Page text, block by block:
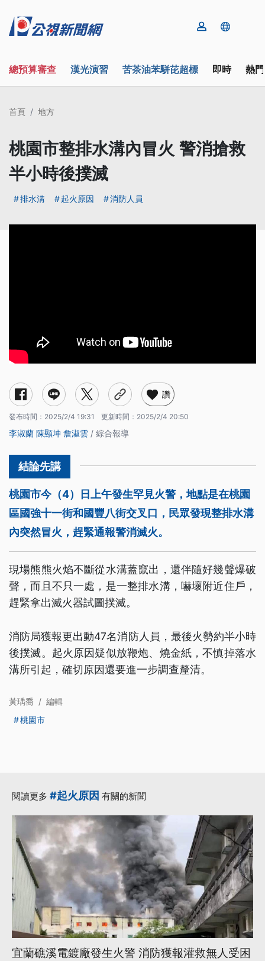
總預算審查 漢光演習 苦茶油苯駢芘超標 即時 熱
首頁 地方
桃園市整排水溝內冒火 警消搶救
半小時後撲滅
排水溝 起火原因 消防人員
讚
發布時間： 2025/2/4 19:31 更新時間： 2025/2/4 20:50
李淑蘭 陳顯坤 詹淑雲 / 綜合報導
桃園市今（4）日上午發生罕見火警，地點是在桃園
區國強十一街和國豐八街交叉口，民眾發現整排水溝
內突然冒火，趕緊通報警消滅火。
現場熊熊火焰不斷從水溝蓋竄出，還伴隨好幾聲爆破
聲，而且不只一處，是一整排水溝，嚇壞附近住戶，
趕緊拿出滅火器試圖撲滅。
消防局獲報更出動47名消防人員，最後火勢約半小時
後撲滅。起火原因疑似放鞭炮、燒金紙，不慎掉落水
溝所引起，確切原因還要進一步調查釐清。
黃瑀喬 / 編輯
桃園市
閱讀更多 #起火原因 有關的新聞
宜蘭礁溪電鍍廠發生火警 消防獲報灌救無人受困